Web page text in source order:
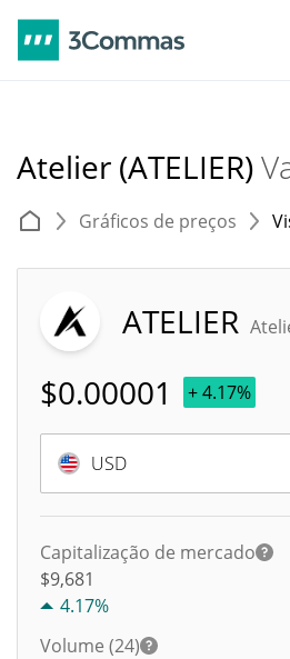
Atelier (ATELIER)
Gráficos de preços
ATELIER
$0.00001 + 4.17%
USD
Capitalização de mercado
$9,681
4.17%
Volume (24)